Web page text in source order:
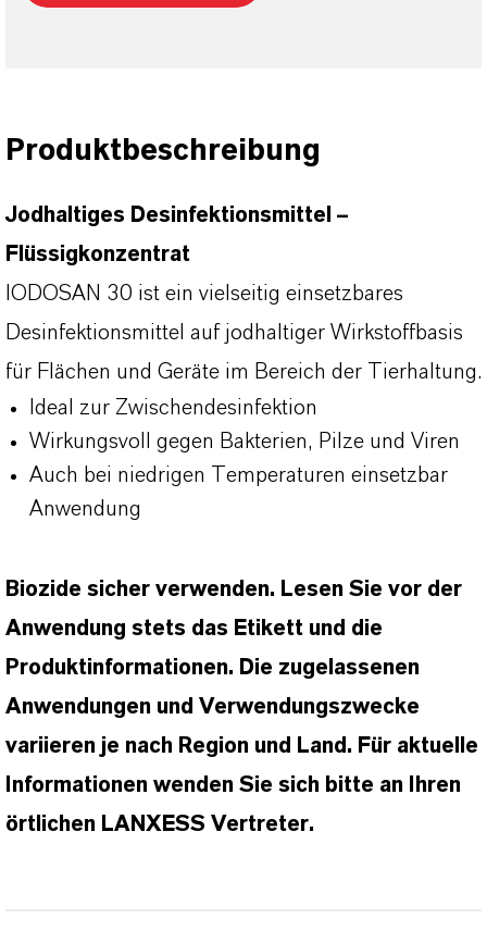
Produktbeschreibung
Jodhaltiges Desinfektionsmittel –
Flüssigkonzentrat
IODOSAN 30 ist ein vielseitig einsetzbares
Desinfektionsmittel auf jodhaltiger Wirkstoffbasis
für Flächen und Geräte im Bereich der Tierhaltung.
Ideal zur Zwischendesinfektion
Wirkungsvoll gegen Bakterien, Pilze und Viren
Auch bei niedrigen Temperaturen einsetzbar
Anwendung
Biozide sicher verwenden. Lesen Sie vor der
Anwendung stets das Etikett und die
Produktinformationen. Die zugelassenen
Anwendungen und Verwendungszwecke
variieren je nach Region und Land. Für aktuelle
Informationen wenden Sie sich bitte an Ihren
örtlichen LANXESS Vertreter.